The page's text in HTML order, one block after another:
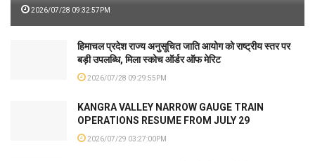
2026/07/28 09:32:57PM
हिमाचल प्रदेश राज्य अनुसूचित जाति आयोग को राष्ट्रीय स्तर पर
बड़ी उपलब्धि, मिला स्कोच ऑर्डर ऑफ मेरिट
2026/07/28 09:29:55PM
KANGRA VALLEY NARROW GAUGE TRAIN
OPERATIONS RESUME FROM JULY 29
2026/07/29 03:27:00PM